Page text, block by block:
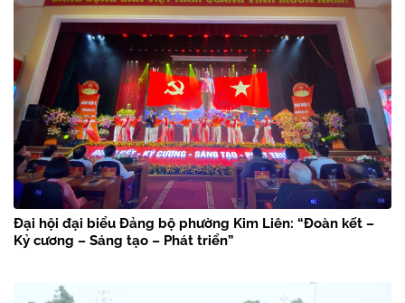
Đại hội đại biểu Đảng bộ phường Kim Liên: “Đoàn kết –
Kỷ cương – Sáng tạo – Phát triển”